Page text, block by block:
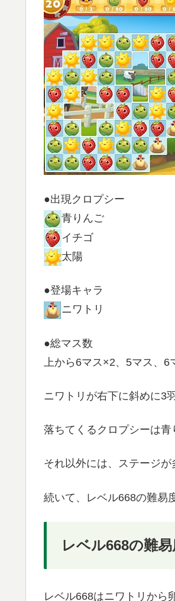
●出現クロプシー
青りんご
イチゴ
太陽
●登場キャラ
ニワトリ
●総マス数
上から6マス×2、5マス、
ニワトリが右下に斜めに3
落ちてくるクロプシーは青
それ以外には、ステージが
続いて、レベル668の難易
レベル668の難
レベル668はニワトリから